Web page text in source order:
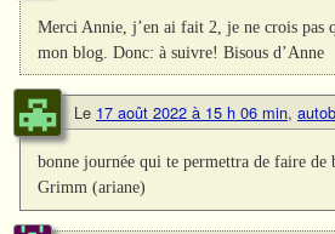
Merci Annie, j’en ai fait 2, je ne crois pas
mon blog. Donc: à suivre! Bisous d’Anne
Le 17 août 2022 à 15 h 06 min,
bonne journée qui te permettra de faire de
Grimm (ariane)